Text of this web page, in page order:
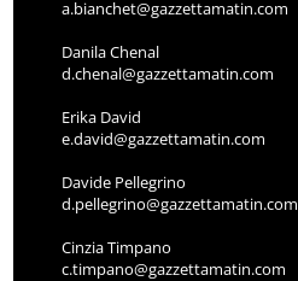
a.bianchet@gazzettamatin.com
Danila Chenal
d.chenal@gazzettamatin.com
Erika David
e.david@gazzettamatin.com
Davide Pellegrino
d.pellegrino@gazzettamatin.com
Cinzia Timpano
c.timpano@gazzettamatin.com